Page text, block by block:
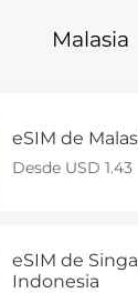
Malasia
eSIM de
Desde USD 1.43
eSIM de
Indonesia